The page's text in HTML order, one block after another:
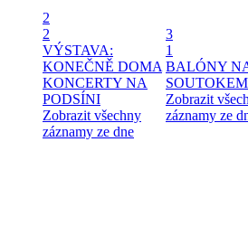
2
2
VÝSTAVA:
KONEČNĚ DOMA
KONCERTY NA
PODSÍNI
Zobrazit všechny
záznamy ze dne
3
1
BALÓNY
SOUTOKEM
Zobrazit
záznamy ze